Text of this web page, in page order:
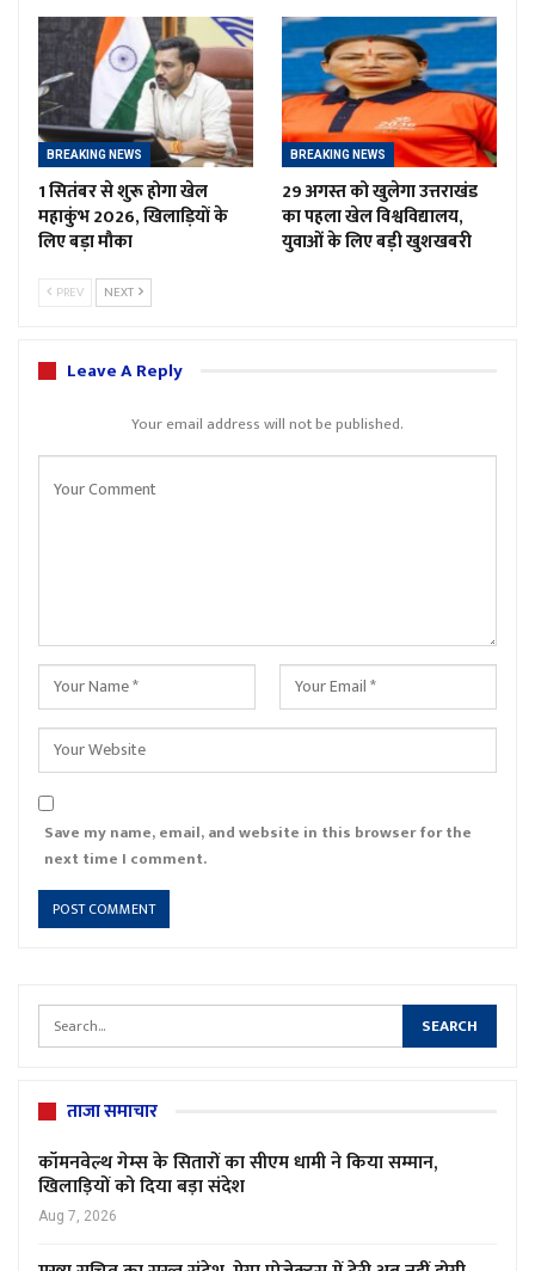
BREAKING NEWS
1 सितंबर से शुरू होगा खेल
महाकुंभ 2026, खिलाड़ियों के
लिए बड़ा मौका
BREAKING NEWS
29 अगस्त को खुलेगा उत्तराखंड
का पहला खेल विश्वविद्यालय,
युवाओं के लिए बड़ी खुशखबरी
PREV NEXT
Leave A Reply
Your email address will not be published.
Save my name, email, and website in this browser for the
next time I comment.
ताजा समाचार
कॉमनवेल्थ गेम्स के सितारों का सीएम धामी ने किया सम्मान,
खिलाड़ियों को दिया बड़ा संदेश
Aug 7, 2026